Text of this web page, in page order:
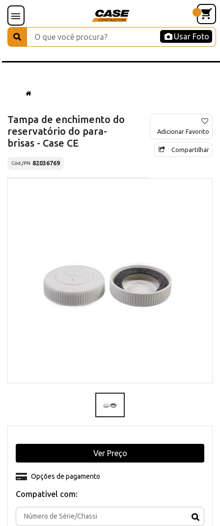
Usar Foto
Tampa de enchimento do
reservatório do para-
brisas - Case CE
Cód./PN 82036769
Adicionar Favorito
Compartilhar
Compativel com:
Opções de pagamento
Ver Preço